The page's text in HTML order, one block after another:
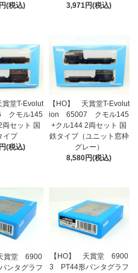
(税込)
3,971円(税込)
堂T-Evolut
クモル145
セット 国
イプ
(税込)
【HO】 天賞堂T-Evolut
ion 65007 クモル145
+クル144 2両セット 国
鉄タイプ（ユニット窓枠
グレー）
8,580円(税込)
賞堂 6900
ンタグラフ
【HO】 天賞堂 6900
3 PT44形パンタグラフ